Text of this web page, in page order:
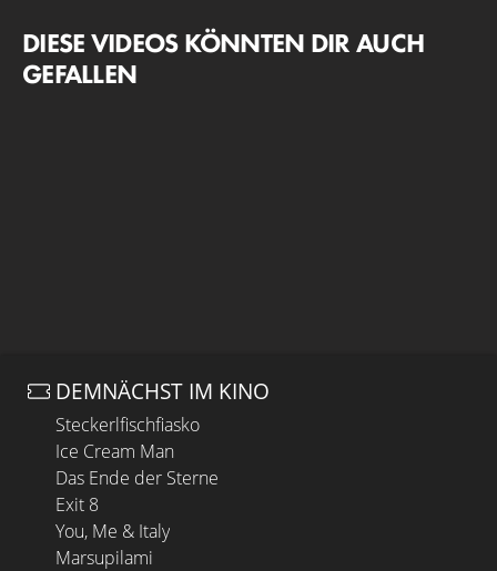
DIESE VIDEOS KÖNNTEN DIR AUCH
GEFALLEN
DEMNÄCHST IM KINO
Steckerlfischfiasko
Ice Cream Man
Das Ende der Sterne
Exit 8
You, Me & Italy
Marsupilami